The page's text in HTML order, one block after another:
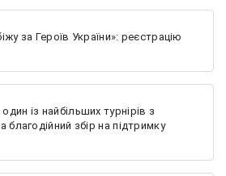
за Героїв України»: реєстрацію
із найбільших турнірів з
благодійний збір на підтримку